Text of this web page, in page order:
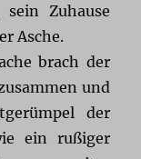
Zuhause
Asche.
brach der
und
der
ein rußiger